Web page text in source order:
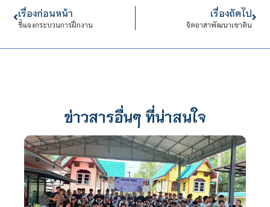
เรื่องก่อนหน้า
ชี้แจงกระบวนการฝึกงาน
เรื่องถัดไป
จิตอาสาพัฒนาเขาดิน
ข่าวสารอื่นๆ ที่น่าสนใจ